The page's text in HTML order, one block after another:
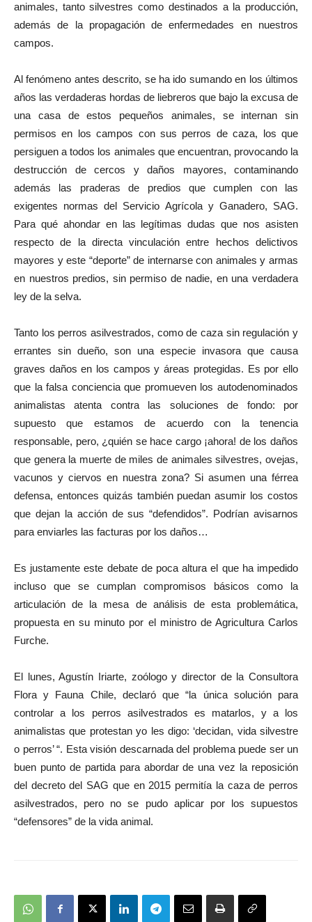
animales, tanto silvestres como destinados a la producción,
además de la propagación de enfermedades en nuestros
campos.
Al fenómeno antes descrito, se ha ido sumando en los últimos
años las verdaderas hordas de liebreros que bajo la excusa de
una casa de estos pequeños animales, se internan sin
permisos en los campos con sus perros de caza, los que
persiguen a todos los animales que encuentran, provocando la
destrucción de cercos y daños mayores, contaminando
además las praderas de predios que cumplen con las
exigentes normas del Servicio Agrícola y Ganadero, SAG.
Para qué ahondar en las legítimas dudas que nos asisten
respecto de la directa vinculación entre hechos delictivos
mayores y este “deporte” de internarse con animales y armas
en nuestros predios, sin permiso de nadie, en una verdadera
ley de la selva.
Tanto los perros asilvestrados, como de caza sin regulación y
errantes sin dueño, son una especie invasora que causa
graves daños en los campos y áreas protegidas. Es por ello
que la falsa conciencia que promueven los autodenominados
animalistas atenta contra las soluciones de fondo: por
supuesto que estamos de acuerdo con la tenencia
responsable, pero, ¿quién se hace cargo ¡ahora! de los daños
que genera la muerte de miles de animales silvestres, ovejas,
vacunos y ciervos en nuestra zona? Si asumen una férrea
defensa, entonces quizás también puedan asumir los costos
que dejan la acción de sus “defendidos”. Podrían avisarnos
para enviarles las facturas por los daños…
Es justamente este debate de poca altura el que ha impedido
incluso que se cumplan compromisos básicos como la
articulación de la mesa de análisis de esta problemática,
propuesta en su minuto por el ministro de Agricultura Carlos
Furche.
El lunes, Agustín Iriarte, zoólogo y director de la Consultora
Flora y Fauna Chile, declaró que “la única solución para
controlar a los perros asilvestrados es matarlos, y a los
animalistas que protestan yo les digo: ‘decidan, vida silvestre
o perros’ “. Esta visión descarnada del problema puede ser un
buen punto de partida para abordar de una vez la reposición
del decreto del SAG que en 2015 permitía la caza de perros
asilvestrados, pero no se pudo aplicar por los supuestos
“defensores” de la vida animal.